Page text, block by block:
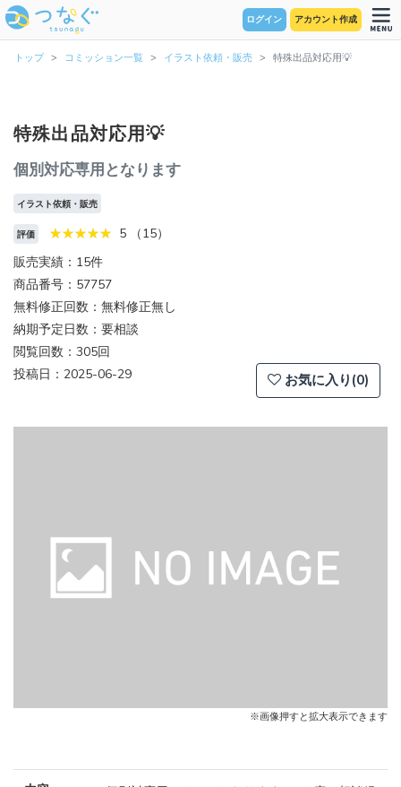
ログイン アカウント作成
トップ コミッション一覧 イラスト依頼・販売 特殊出品対応用💡
特殊出品対応用💡
個別対応専用となります
イラスト依頼・販売
評価
5 （15）
販売実績：15件
商品番号：57757
無料修正回数：無料修正無し
納期予定日数：要相談
閲覧回数：305回
投稿日：2025-06-29
お気に入り(0)
※画像押すと拡大表示できます